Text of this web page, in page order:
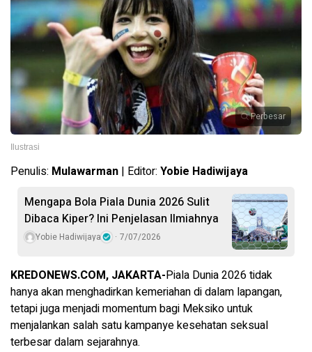
Perbesar
Ilustrasi
Penulis: Mulawarman | Editor: Yobie Hadiwijaya
Mengapa Bola Piala Dunia 2026 Sulit
Dibaca Kiper? Ini Penjelasan Ilmiahnya
Yobie Hadiwijaya 7/07/2026
KREDONEWS.COM, JAKARTA-Piala Dunia 2026 tidak
hanya akan menghadirkan kemeriahan di dalam lapangan,
tetapi juga menjadi momentum bagi Meksiko untuk
menjalankan salah satu kampanye kesehatan seksual
terbesar dalam sejarahnya.